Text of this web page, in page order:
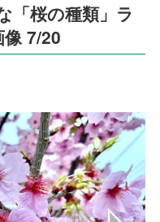
「桜の種類」ラ
7/20